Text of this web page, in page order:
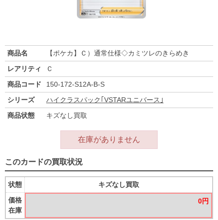
商品名
【ポケカ】Ｃ）通常仕様◇カミツレのきらめき
レアリティ
Ｃ
商品コード
150-172-S12A-B-S
シリーズ
ハイクラスパック｢VSTARユニバース｣
商品状態
キズなし買取
在庫がありません
このカードの買取状況
状態
価格
在庫
キズなし買取
0円